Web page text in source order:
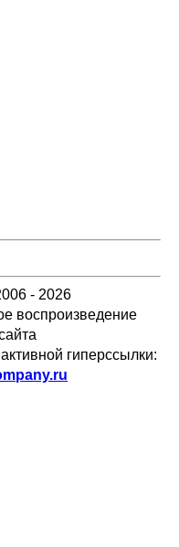
- 2026
воспроизведение
гиперссылки: